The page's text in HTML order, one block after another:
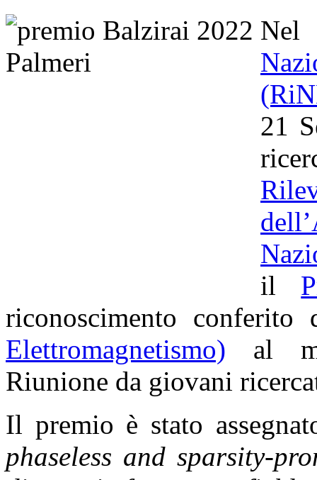
21
il
riconoscimento
Elettromagnetismo) al
Riunione da giovani
Il premio è stato
phaseless and sparsity-